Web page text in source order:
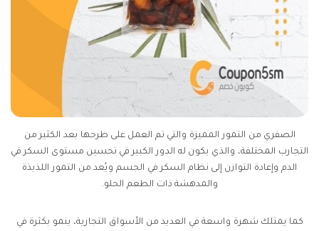
الصفري من التمور المميزة والتي تم العمل على طرحها بعد الكثير من
التجارب المختلفة، والذي يكون له الدور الكبير في تحسين مستوى السكر في
الدم وإعادة التوازن إلى نظام السكر في الجسم ويُعد من التمور اللذيذة
والمدهشة ذات الطعم الحلو.
كما يمتلك شهرة واسعة في العديد من الأسواق التجارية، ينمو بكثرة في